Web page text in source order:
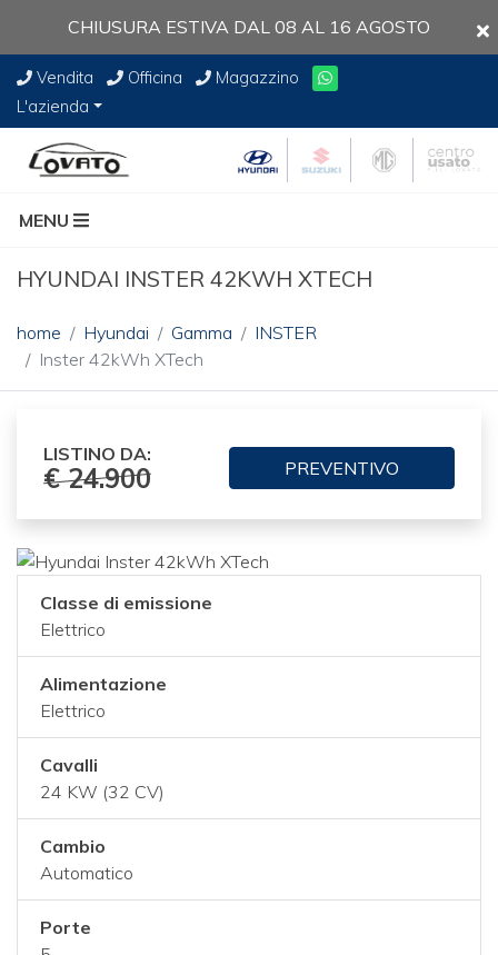
CHIUSURA ESTIVA DAL 08 AL 16 AGOSTO
Vendita Officina
Magazzino
L'azienda
MENU
HYUNDAI INSTER 42KWH XTECH
home Hyundai Gamma
INSTER
Inster 42kWh XTech
LISTINO DA:
€ 24.900 PREVENTIVO
Classe di emissione
Elettrico
Alimentazione
Elettrico
Cavalli
24 KW (32 CV)
Cambio
Automatico
Porte